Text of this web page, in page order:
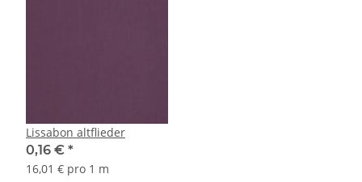
Lissabon altflieder
0,16 € *
16,01 € pro 1 m